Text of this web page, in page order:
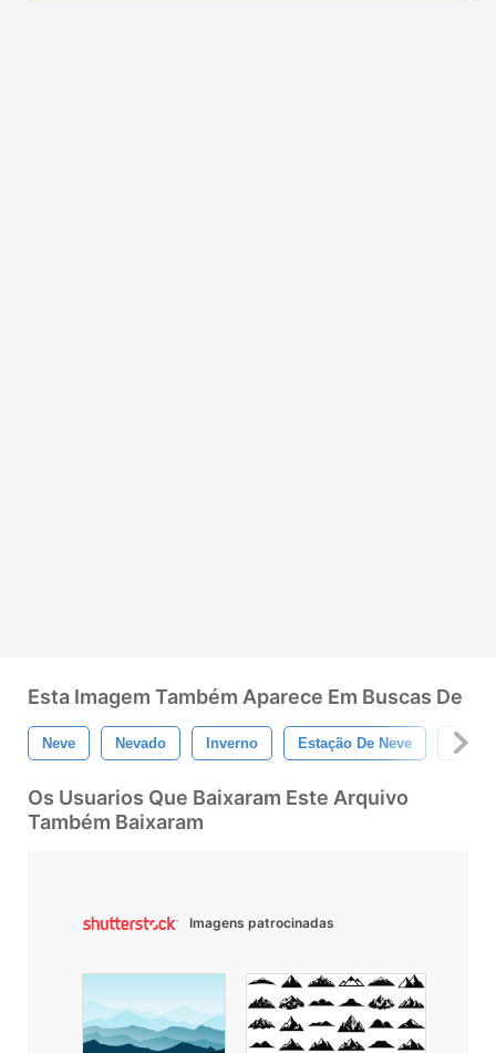
Esta Imagem Também Aparece Em Buscas De
Neve Nevado Inverno Estação De Neve Floco
Os Usuarios Que Baixaram Este Arquivo
Também Baixaram
Imagens patrocinadas